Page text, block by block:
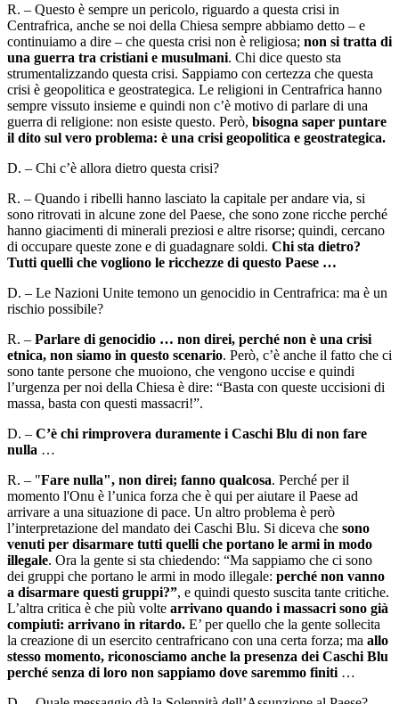
R. – Questo è sempre un pericolo, riguardo a questa crisi in
Centrafrica, anche se noi della Chiesa sempre abbiamo detto – e
continuiamo a dire – che questa crisi non è religiosa; non si tratta di
una guerra tra cristiani e musulmani. Chi dice questo sta
strumentalizzando questa crisi. Sappiamo con certezza che questa
crisi è geopolitica e geostrategica. Le religioni in Centrafrica hanno
sempre vissuto insieme e quindi non c’è motivo di parlare di una
guerra di religione: non esiste questo. Però, bisogna saper puntare
il dito sul vero problema: è una crisi geopolitica e geostrategica.
D. – Chi c’è allora dietro questa crisi?
R. – Quando i ribelli hanno lasciato la capitale per andare via, si
sono ritrovati in alcune zone del Paese, che sono zone ricche perché
hanno giacimenti di minerali preziosi e altre risorse; quindi, cercano
di occupare queste zone e di guadagnare soldi. Chi sta dietro?
Tutti quelli che vogliono le ricchezze di questo Paese …
D. – Le Nazioni Unite temono un genocidio in Centrafrica: ma è un
rischio possibile?
R. – Parlare di genocidio … non direi, perché non è una crisi
etnica, non siamo in questo scenario. Però, c’è anche il fatto che ci
sono tante persone che muoiono, che vengono uccise e quindi
l’urgenza per noi della Chiesa è dire: “Basta con queste uccisioni di
massa, basta con questi massacri!”.
D. – C’è chi rimprovera duramente i Caschi Blu di non fare
nulla …
R. – "Fare nulla", non direi; fanno qualcosa. Perché per il
momento l'Onu è l’unica forza che è qui per aiutare il Paese ad
arrivare a una situazione di pace. Un altro problema è però
l’interpretazione del mandato dei Caschi Blu. Si diceva che sono
venuti per disarmare tutti quelli che portano le armi in modo
illegale. Ora la gente si sta chiedendo: “Ma sappiamo che ci sono
dei gruppi che portano le armi in modo illegale: perché non vanno
a disarmare questi gruppi?”, e quindi questo suscita tante critiche.
L’altra critica è che più volte arrivano quando i massacri sono già
compiuti: arrivano in ritardo. E’ per quello che la gente sollecita
la creazione di un esercito centrafricano con una certa forza; ma allo
stesso momento, riconosciamo anche la presenza dei Caschi Blu
perché senza di loro non sappiamo dove saremmo finiti …